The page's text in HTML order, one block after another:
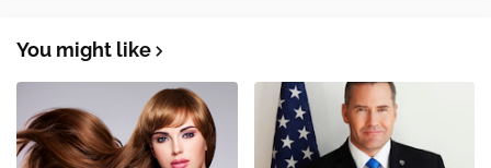
You might like